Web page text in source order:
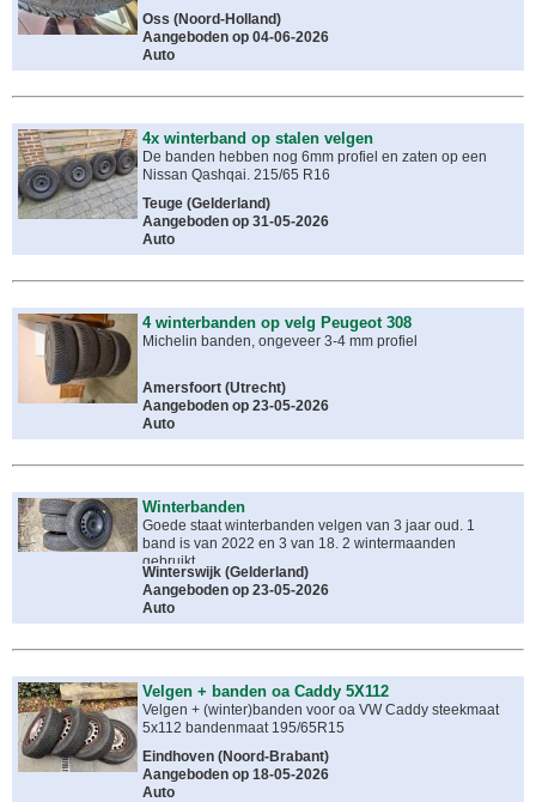
Oss (Noord-Holland)
Aangeboden op 04-06-2026
Auto
4x winterband op stalen velgen
De banden hebben nog 6mm profiel en zaten op een
Nissan Qashqai. 215/65 R16
Teuge (Gelderland)
Aangeboden op 31-05-2026
Auto
4 winterbanden op velg Peugeot 308
Michelin banden, ongeveer 3-4 mm profiel
Amersfoort (Utrecht)
Aangeboden op 23-05-2026
Auto
Winterbanden
Goede staat winterbanden velgen van 3 jaar oud. 1
band is van 2022 en 3 van 18. 2 wintermaanden
gebruikt.
Winterswijk (Gelderland)
Aangeboden op 23-05-2026
Auto
Velgen + banden oa Caddy 5X112
Velgen + (winter)banden voor oa VW Caddy steekmaat
5x112 bandenmaat 195/65R15
Eindhoven (Noord-Brabant)
Aangeboden op 18-05-2026
Auto